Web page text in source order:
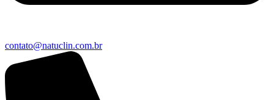
contato@natuclin.com.br